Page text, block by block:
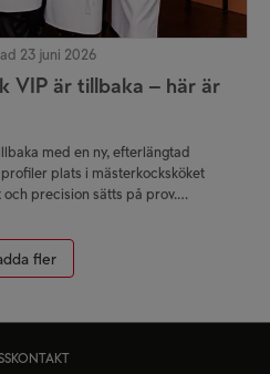
23 juni 2026
VIP är tillbaka – här är
med en ny, efterlängtad
plats i mästerkocksköket
precision sätts på prov.
fler